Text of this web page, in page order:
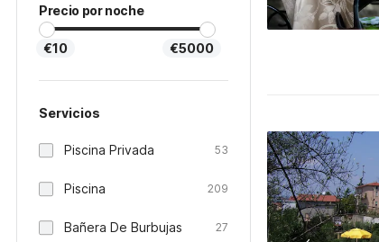
Precio por noche
€10 €5000
Servicios
Piscina Privada 53
Piscina 209
Bañera De Burbujas 27